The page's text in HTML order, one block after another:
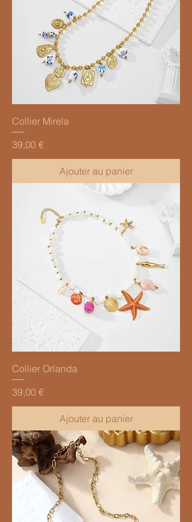
Collier Mirela
Prix
39,00 €
Ajouter au panier
Collier Orlanda
Prix
39,00 €
Ajouter au panier